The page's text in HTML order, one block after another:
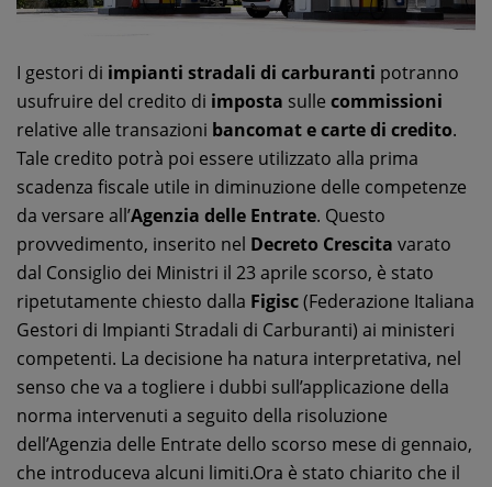
I gestori di impianti stradali di carburanti potranno
usufruire del credito di imposta sulle commissioni
relative alle transazioni bancomat e carte di credito.
Tale credito potrà poi essere utilizzato alla prima
scadenza fiscale utile in diminuzione delle competenze
da versare all’Agenzia delle Entrate. Questo
provvedimento, inserito nel Decreto Crescita varato
dal Consiglio dei Ministri il 23 aprile scorso, è stato
ripetutamente chiesto dalla Figisc(Federazione Italiana
Gestori di Impianti Stradali di Carburanti) ai ministeri
competenti. La decisione ha natura interpretativa, nel
senso che va a togliere i dubbi sull’applicazione della
norma intervenuti a seguito della risoluzione
dell’Agenzia delle Entrate dello scorso mese di gennaio,
che introduceva alcuni limiti.Ora è stato chiarito che il